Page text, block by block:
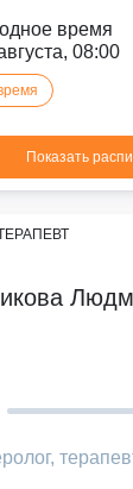
время
08:00
Показать